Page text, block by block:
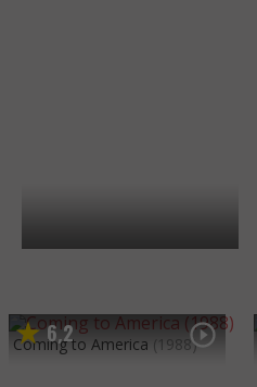
6,2
Coming to America (1988)